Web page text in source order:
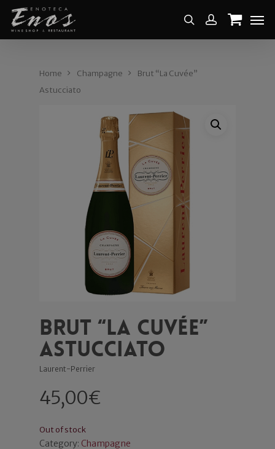
Home Champagne
Brut “La Cuvée”
Astucciato
Brut “La Cuvée”
Astucciato
Laurent-Perrier
45,00€
Out of stock
Category: Champagne